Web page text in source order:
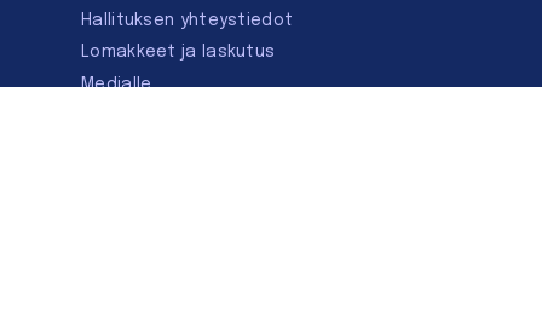
Hallituksen yhteystiedot
Lomakkeet ja laskutus
Medialle